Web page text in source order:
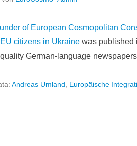
of European Cosmopolitan
citizens in Ukraine was published
German-language
Andreas Umland Europäische